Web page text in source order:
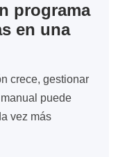
programa
en una
crece, gestionar
puede
vez más